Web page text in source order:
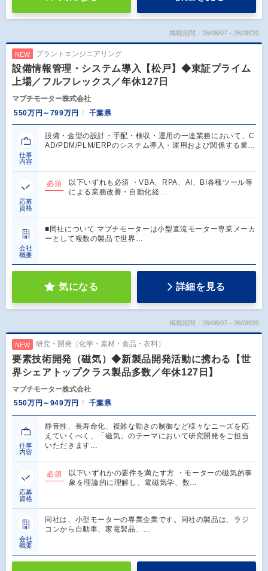
掲載期間：26/08/07～26/08/20
NEW プラントエンジニアリング
設備情報管理・システム導入【松戸】◆東証プライム
上場／フルフレックス／年休127日
マブチモーター株式会社
550万円～799万円
千葉県
仕事
内容
設備・金型の設計・手配・検収・運用の一連業務において、C
AD/PDM/PLM/ERPのシステム導入・運用および関係する業…
応募
資格
必須
以下いずれも必須 ・VBA、RPA、AI、BI各種ツール等
による業務改善・自動化経…
会社
概要
■同社について マブチモーターは小型直流モーター専業メーカ
ーとして複数の製品で世界…
気になる 詳細を見る
掲載期間：26/08/07～26/08/20
NEW 研究・開発（化学・素材・食品・衣料）
要素技術開発（磁気）◆新製品開発活動に携わる【世
界シェアトップクラス製品多数／年休127日】
マブチモーター株式会社
550万円～949万円
千葉県
仕事
内容
静音性、長寿命化、複雑な動きの制御など様々なニーズを応
えていくべく、「磁気」のテーマにおいて研究開発をご担当
いただきます…
応募
資格
必須
以下いずれかの要件を満たす方 ・モーターの磁気的事
象を理論的に理解し、電磁気学、数…
会社
概要
同社は、小型モーターの専業企業です。同社の製品は、ラジ
コンから自動車、家電製品、…